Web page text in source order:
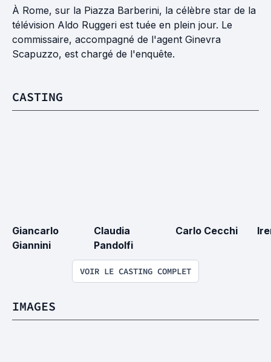
À Rome, sur la Piazza Barberini, la célèbre star de la
télévision Aldo Ruggeri est tuée en plein jour. Le
commissaire, accompagné de l'agent Ginevra
Scapuzzo, est chargé de l'enquête.
CASTING
Giancarlo
Giannini
Claudia
Pandolfi
Carlo Cecchi
VOIR LE CASTING COMPLET
IMAGES